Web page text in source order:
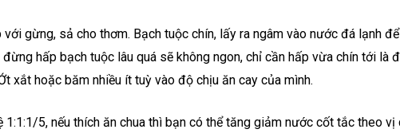
gừng, sả cho thơm. Bạch tuộc chín, lấy ra ngâm vào nước đá lạnh
hấp bạch tuộc lâu quá sẽ không ngon, chỉ cần hấp vừa chín tới là
xắt hoặc băm nhiều ít tuỳ vào độ chịu ăn cay của mình.
5, nếu thích ăn chua thì bạn có thể tăng giảm nước cốt tắc theo vị